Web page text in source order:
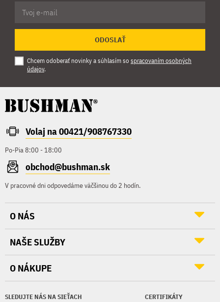
ODOSLAŤ
Chcem odoberať novinky a súhlasím so spracovaním osobných
údajov.
Volaj na 00421/908767330
Po-Pia 8:00 - 18:00
obchod@bushman.sk
V pracovné dni odpovedáme väčšinou do 2 hodín.
SLEDUJTE NÁS NA SIEŤACH CERTIFIKÁTY
O NÁS
NAŠE SLUŽBY
O NÁKUPE